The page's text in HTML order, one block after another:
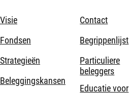
Visie
Fondsen
Strategieën
Beleggingskansen
Contact
Begrippenlijst
Particuliere
beleggers
Educatie voor